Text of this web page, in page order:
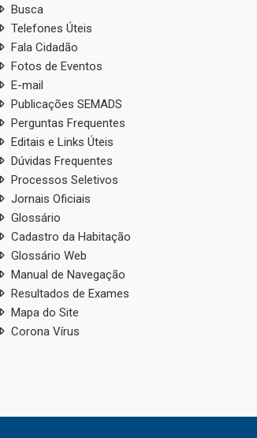
Busca
Telefones Úteis
Fala Cidadão
Fotos de Eventos
E-mail
Publicações SEMADS
Perguntas Frequentes
Editais e Links Úteis
Dúvidas Frequentes
Processos Seletivos
Jornais Oficiais
Glossário
Cadastro da Habitação
Glossário Web
Manual de Navegação
Resultados de Exames
Mapa do Site
Corona Vírus